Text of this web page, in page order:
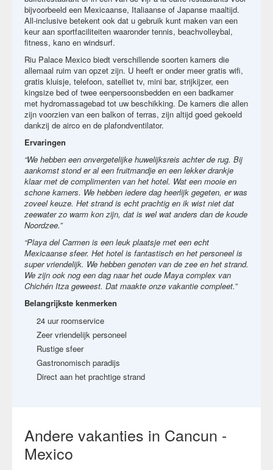
bijvoorbeeld een Mexicaanse, Italiaanse of Japanse maaltijd.
All-inclusive betekent ook dat u gebruik kunt maken van een
keur aan sportfaciliteiten waaronder tennis, beachvolleybal,
fitness, kano en windsurf.
Riu Palace Mexico biedt verschillende soorten kamers die
allemaal ruim van opzet zijn. U heeft er onder meer gratis wifi,
gratis kluisje, telefoon, satelliet tv, mini bar, strijkijzer, een
kingsize bed of twee eenpersoonsbedden en een badkamer
met hydromassagebad tot uw beschikking. De kamers die allen
zijn voorzien van een balkon of terras, zijn altijd goed gekoeld
dankzij de airco en de plafondventilator.
Ervaringen
“We hebben een onvergetelijke huwelijksreis achter de rug. Bij
aankomst stond er al een fruitmandje en een lekker drankje
klaar met de complimenten van het hotel. Wat een mooie en
schone kamers. We hebben iedere dag heerlijk gegeten, er was
zoveel keuze. Het strand is echt prachtig en ik wist niet dat
zeewater zo warm kon zijn, dat is wel wat anders dan de koude
Noordzee.”
“Playa del Carmen is een leuk plaatsje met een echt
Mexicaanse sfeer. Het hotel is fantastisch en het personeel is
super vriendelijk. We hebben genoten van de zee en het strand.
We zijn ook nog een dag naar het oude Maya complex van
Chichén Itza geweest. Dat maakte onze vakantie compleet.”
Belangrijkste kenmerken
24 uur roomservice
Zeer vriendelijk personeel
Rustige sfeer
Gastronomisch paradijs
Direct aan het prachtige strand
Andere vakanties in Cancun -
Mexico